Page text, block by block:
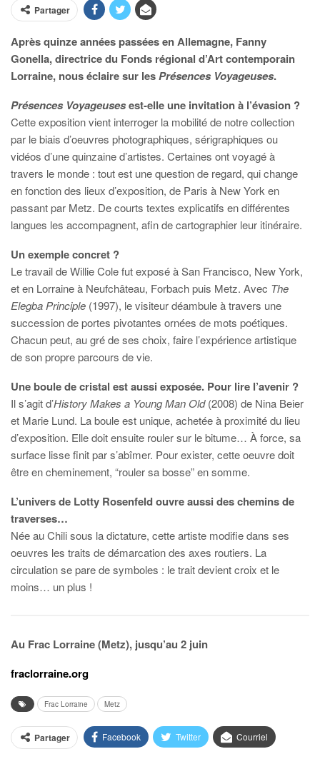
Partager
Après quinze années passées en Allemagne, Fanny
Gonella, directrice du Fonds régional d’Art contemporain
Lorraine, nous éclaire sur lesPrésences Voyageuses.
Présences Voyageusesest-elle une invitation à l’évasion ?
Cette exposition vient interroger la mobilité de notre collection
par le biais d’oeuvres photographiques, sérigraphiques ou
vidéos d’une quinzaine d’artistes. Certaines ont voyagé à
travers le monde : tout est une question de regard, qui change
en fonction des lieux d’exposition, de Paris à New York en
passant par Metz. De courts textes explicatifs en différentes
langues les accompagnent, afin de cartographier leur itinéraire.
Un exemple concret ?
Le travail de Willie Cole fut exposé à San Francisco, New York,
et en Lorraine à Neufchâteau, Forbach puis Metz. Avec The
Elegba Principle (1997), le visiteur déambule à travers une
succession de portes pivotantes ornées de mots poétiques.
Chacun peut, au gré de ses choix, faire l’expérience artistique
de son propre parcours de vie.
Une boule de cristal est aussi exposée. Pour lire l’avenir ?
Il s’agit d’History Makes a Young Man Old(2008) de Nina Beier
et Marie Lund. La boule est unique, achetée à proximité du lieu
d’exposition. Elle doit ensuite rouler sur le bitume… À force, sa
surface lisse finit par s’abîmer. Pour exister, cette oeuvre doit
être en cheminement, “rouler sa bosse” en somme.
L’univers de Lotty Rosenfeld ouvre aussi des chemins de
traverses…
Née au Chili sous la dictature, cette artiste modifie dans ses
oeuvres les traits de démarcation des axes routiers. La
circulation se pare de symboles : le trait devient croix et le
moins… un plus !
Au Frac Lorraine (Metz), jusqu’au 2 juin
fraclorraine.org
Frac Lorraine Metz
Partager Facebook Twitter Courriel